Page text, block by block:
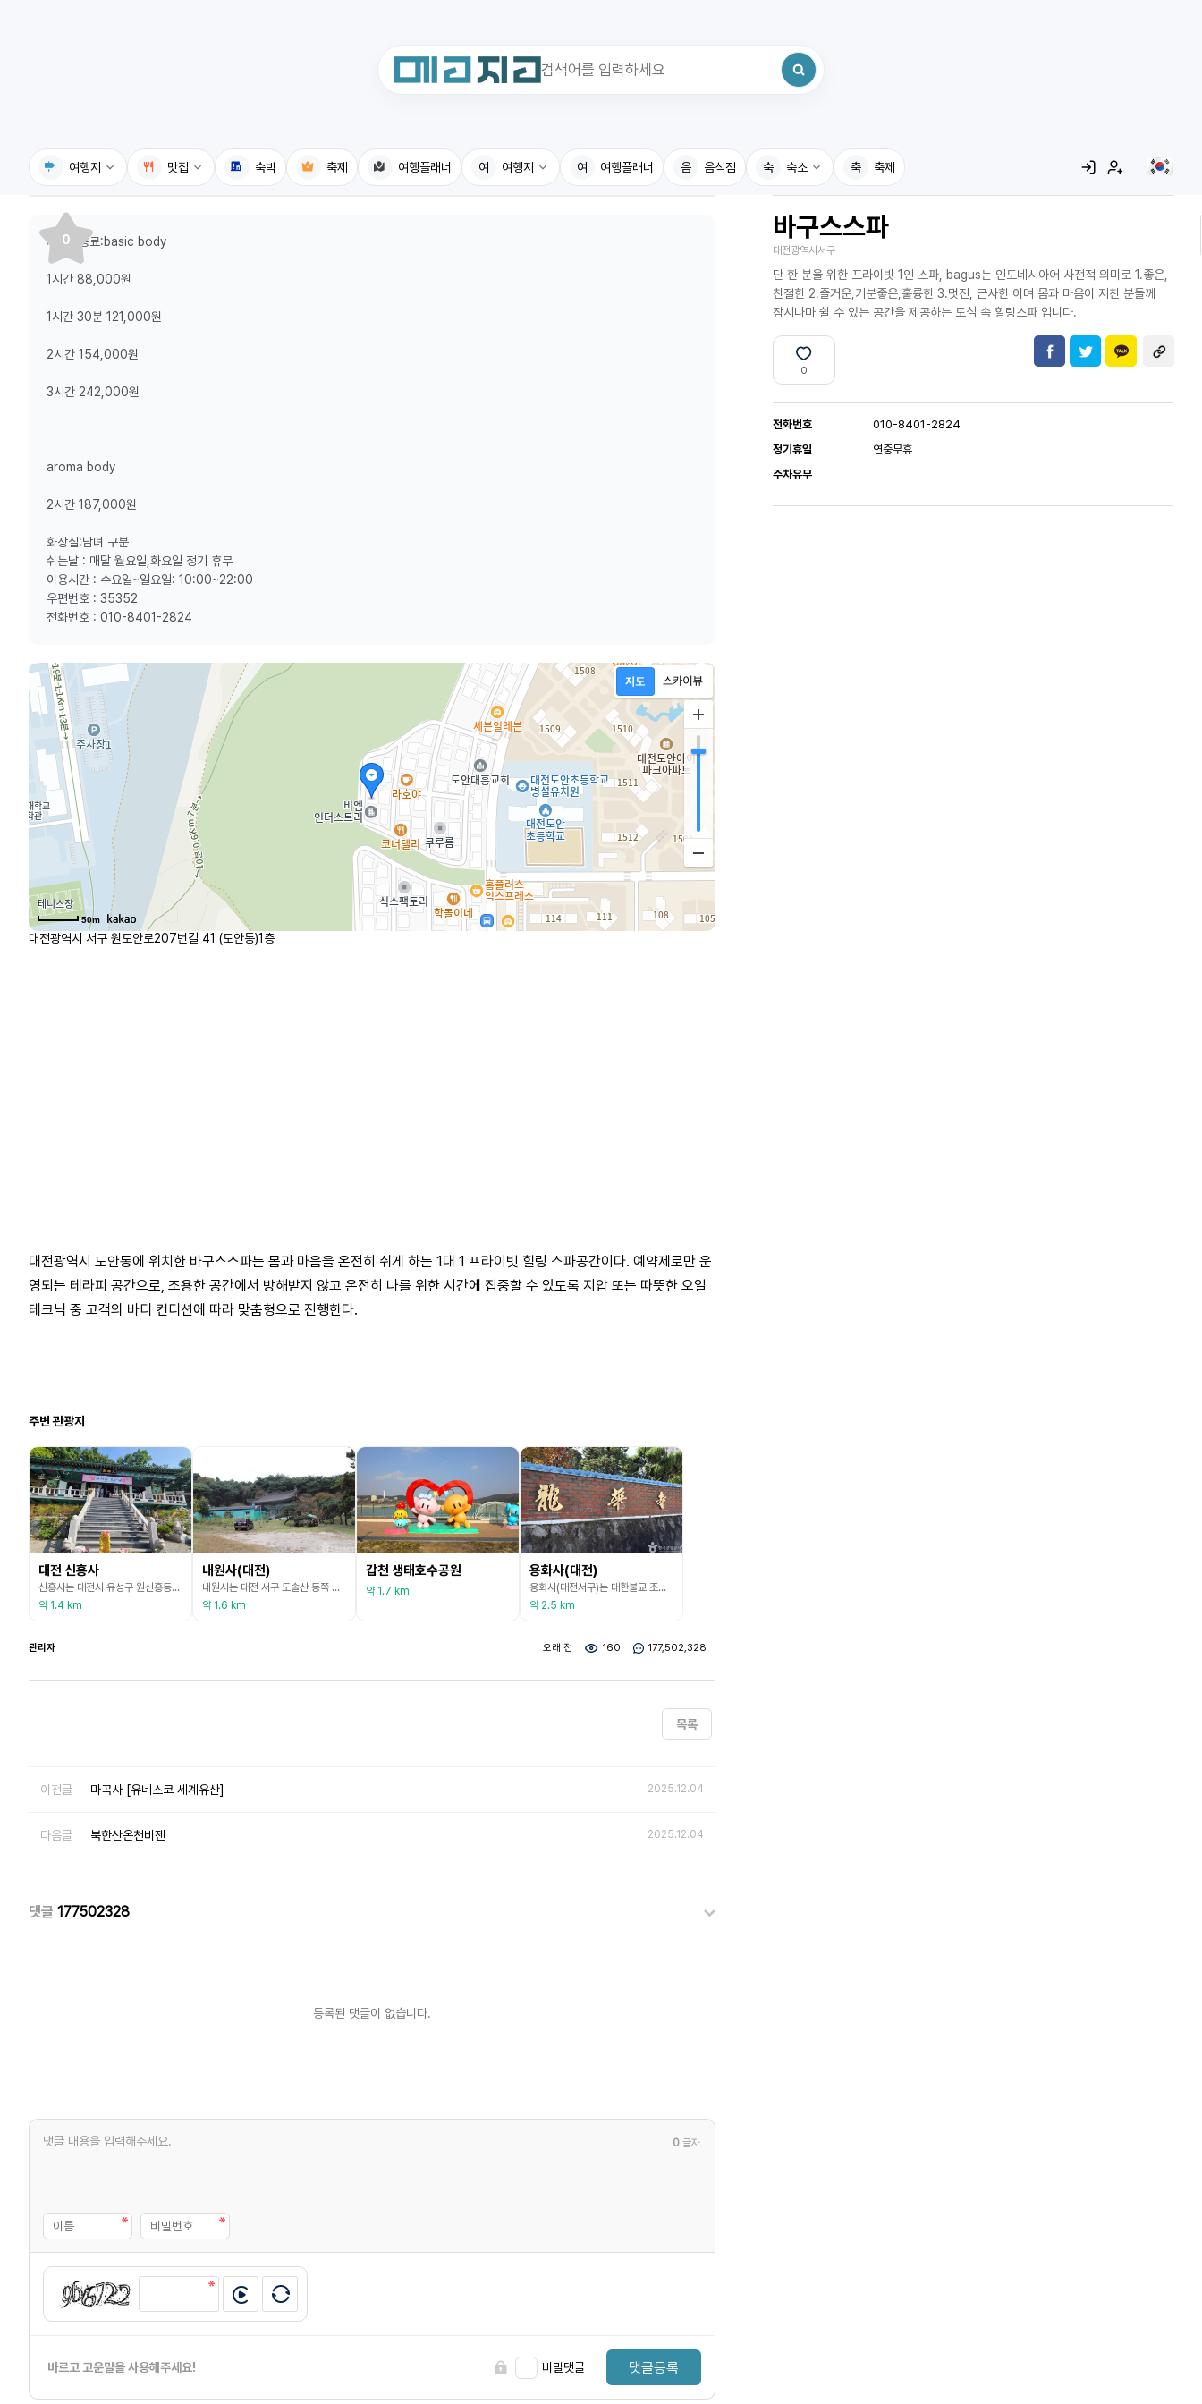
여행지
국내여행지
휴게소
전기충전소
식물도감
맛집 숙박 축제 여행플래너 여 여행지 여 여행플래너 음 음식점 숙 숙소
국내맛집
고수의레시피
음식용어사전
축 축제
최근 검색어가 없습니다.
바구스스파
대전광역시서구
단 한 분을 위한 프라이빗 1인 스파, bagus는 인도네시아어 사전적 의미로 1.좋은,
친절한 2.즐거운,기분좋은,훌륭한 3.멋진, 근사한 이며 몸과 마음이 지친 분들께
잠시나마 쉴 수 있는 공간을 제공하는 도심 속 힐링스파 입니다.
0
전화번호
010-8401-2824
정기휴일
연중무휴
주차유무
0
시설이용료:basic body
1시간 88,000원
1시간 30분 121,000원
2시간 154,000원
3시간 242,000원
aroma body
2시간 187,000원
화장실:남녀 구분
쉬는날 : 매달 월요일,화요일 정기 휴무
이용시간 : 수요일~일요일: 10:00~22:00
우편번호 : 35352
전화번호 : 010-8401-2824
50m
대전광역시 서구 원도안로207번길 41 (도안동)1층
대전광역시 도안동에 위치한 바구스스파는 몸과 마음을 온전히 쉬게 하는 1대 1 프라이빗 힐링 스파공간이다. 예약제로만 운
영되는 테라피 공간으로, 조용한 공간에서 방해받지 않고 온전히 나를 위한 시간에 집중할 수 있도록 지압 또는 따뜻한 오일
테크닉 중 고객의 바디 컨디션에 따라 맞춤형으로 진행한다.
주변 관광지
대전 신흥사
신흥사는 대전시 유성구 원신흥동에 자리 잡고 있다. 이곳은 대한 불교 정토정 사찰이다. 정토정은 아미타불 및 그가 출현할 정토의 존재를 믿고, 죽은 후 그 정토에 태어나기를 바라는 대승불교의 일파이다. 사찰에서는 아미타불 부처님과 협시불인 관음보살님과 대세지보살님을 주불로 봉안하였으며, 104위 신중님이 봉안되어 있다.
약 1.4 km
내원사(대전)
내원사는 대전 서구 도솔산 동쪽 사면에 자리한 사찰이다. 도솔산은 대전 시내에 솟아 있는 비교적 낮은 산으로, 많은 시민들이 가벼운 산책이나 등산을 위해 자주 찾는 장소이다. 내원사는 이처럼 도심과 가까우면서도 산속에 위치해 있어, 시민들과 관광객들이 편리하게 접근할 수 있는 휴식처로 사랑받고 있다. ‘내원사’라는 이름의 사찰은 전국 여러 곳에 있으나, 도솔산 내원사는 험준한 산사에서 느끼기 어려운 포근하고 안정된 분위기를 자아낸다. 사찰 경내에는 대웅
약 1.6 km
갑천 생태호수공원
약 1.7 km
용화사(대전)
용화사(대전서구)는 대한불교 조계종 마곡사에 속한 말사로서 현재 대전 서남부 도심 주택가에 위치해 있다. 이 사찰은 본래 충남 논산군(현 계룡시) 두마면 용동리에 세워진 절로 신라 제27대 선덕왕 때 영포화상에 의해 처음 세워졌다고 전한다. 창건 당시에는 관음사라 불렀다 한다. 그 후 1393년(조선 태조 2) 무학국사가 중창하였으나 임진왜란 때 모두 불타 버렸다. 그러다 조선 말기에 홍응은이란 비구니스님이 옛 터에 다시 짓고 이름을 금륜사로 바꾸었다.
약 2.5 km
관리자 오래 전 160 177,502,328
목록
이전글 마곡사 [유네스코 세계유산] 2025.12.04
다음글 북한산온천비젠 2025.12.04
댓글 177502328
등록된 댓글이 없습니다.
0 글자
바르고 고운말을 사용해주세요! 비밀댓글 댓글등록